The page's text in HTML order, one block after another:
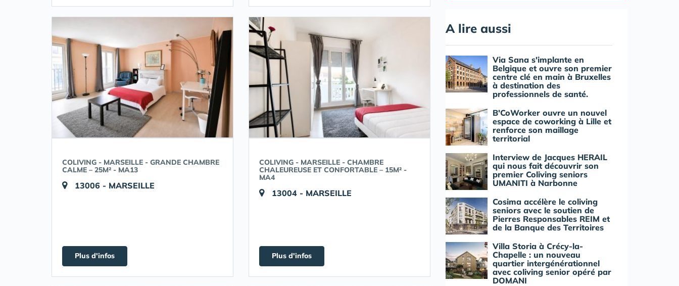
COLIVING - MARSEILLE - GRANDE CHAMBRE
CALME – 25M² - MA13
13006 - MARSEILLE
Plus d'infos
COLIVING - MARSEILLE - CHAMBRE
CHALEUREUSE ET CONFORTABLE – 15M² -
MA4
13004 - MARSEILLE
Plus d'infos
A lire aussi
Via Sana s'implante en
Belgique et ouvre son premier
centre clé en main à Bruxelles
à destination des
professionnels de santé.
B'CoWorker ouvre un nouvel
espace de coworking à Lille et
renforce son maillage
territorial
Interview de Jacques HERAIL
qui nous fait découvrir son
premier Coliving seniors
UMANITI à Narbonne
Cosima accélère le coliving
seniors avec le soutien de
Pierres Responsables REIM et
de la Banque des Territoires
Villa Storia à Crécy-la-
Chapelle : un nouveau
quartier intergénérationnel
avec coliving senior opéré par
DOMANI